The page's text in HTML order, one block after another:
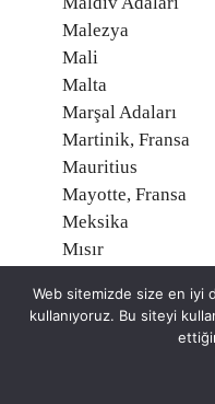
Malezya
Mali
Malta
Marşal Adaları
Martinik, Fransa
Mauritius
Mayotte, Fransa
Meksika
Mısır
Mikronezya
Moğolistan
Web sitemizde size en iyi
kullanıyoruz. Bu siteyi